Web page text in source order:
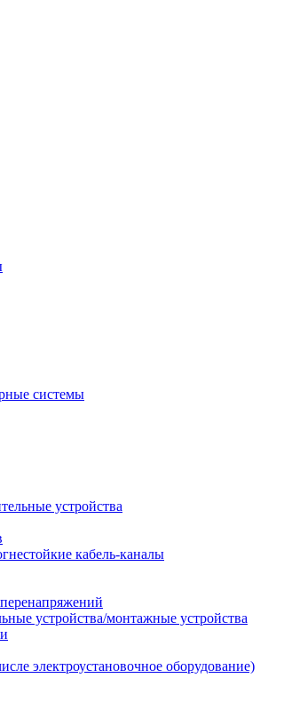
системы
устройства
кабель-каналы
устройства/монтажные устройства
электроустановочное оборудование)